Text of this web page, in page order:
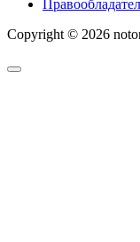
Copyright © 2026
Scroll